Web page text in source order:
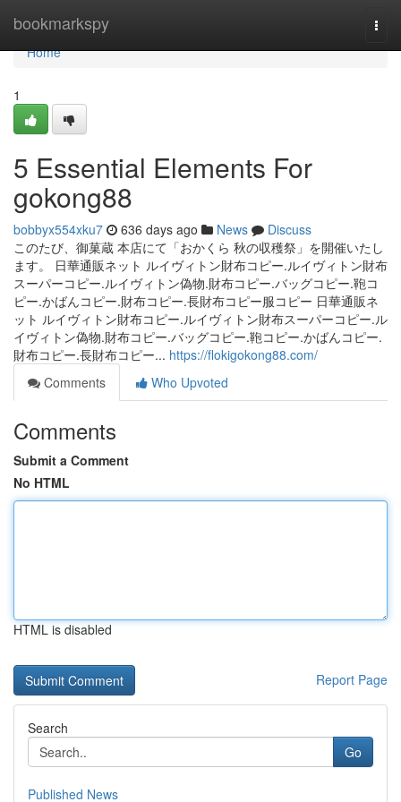
bookmarkspy
Home
Home
1
5 Essential Elements For
gokong88
bobbyx554xku7 636 days ago News
Discuss
このたび、御菓蔵 本店にて「おかくら 秋の収穫祭」を開催いたし
ます。 日華通販ネット ルイヴィトン財布コピー.ルイヴィトン財布
スーパーコピー.ルイヴィトン偽物.財布コピー.バッグコピー.鞄コ
ピー.かばんコピー.財布コピー.長財布コピー服コピー 日華通販ネ
ット ルイヴィトン財布コピー.ルイヴィトン財布スーパーコピー.ル
イヴィトン偽物.財布コピー.バッグコピー.鞄コピー.かばんコピー.
財布コピー.長財布コピー... https://flokigokong88.com/
Comments
Who Upvoted
Comments
Submit a Comment
No HTML
HTML is disabled
Report Page
Search
Go
Published News